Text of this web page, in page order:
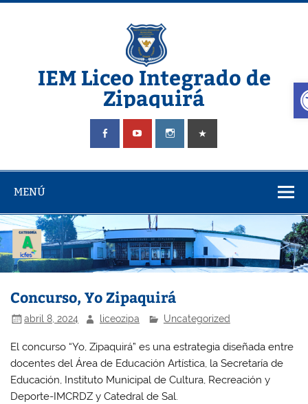
Saltar
IEM Liceo Integrado de
Zipaquirá
Pagina del Liceo Integrado Zipaquira
MENÚ
Concurso, Yo Zipaquirá
abril 8, 2024 liceozipa Uncategorized
El concurso “Yo, Zipaquirá” es una estrategia diseñada entre
docentes del Área de Educación Artística, la Secretaría de
Educación, Instituto Municipal de Cultura, Recreación y
Deporte-IMCRDZ y Catedral de Sal.